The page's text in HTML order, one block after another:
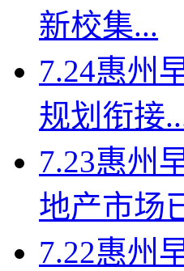
新校集...
7.24惠州
规划衔接
7.23惠州
地产市场
7.22惠州